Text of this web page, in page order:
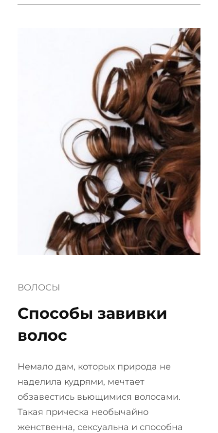
ВОЛОСЫ
Способы завивки
волос
Немало дам, которых природа не
наделила кудрями, мечтает
обзавестись вьющимися волосами.
Такая прическа необычайно
женственна, сексуальна и способна